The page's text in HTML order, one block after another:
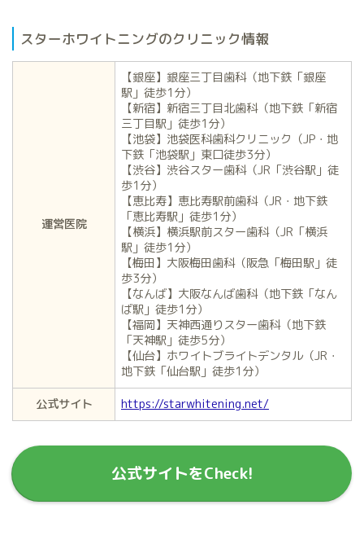
スターホワイトニングのクリニック情報
運営医院
【銀座】銀座三丁目歯科（地下鉄「銀座
駅」徒歩1分）
【新宿】新宿三丁目北歯科（地下鉄「新宿
三丁目駅」徒歩1分）
【池袋】池袋医科歯科クリニック（JP・地
下鉄「池袋駅」東口徒歩3分）
【渋谷】渋谷スター歯科（JR「渋谷駅」徒
歩1分）
【恵比寿】恵比寿駅前歯科（JR・地下鉄
「恵比寿駅」徒歩1分）
【横浜】横浜駅前スター歯科（JR「横浜
駅」徒歩1分）
【梅田】大阪梅田歯科（阪急「梅田駅」徒
歩3分）
【なんば】大阪なんば歯科（地下鉄「なん
ば駅」徒歩1分）
【福岡】天神西通りスター歯科（地下鉄
「天神駅」徒歩5分）
【仙台】ホワイトブライトデンタル（JR・
地下鉄「仙台駅」徒歩1分）
公式サイト
https://starwhitening.net/
公式サイトをCheck!